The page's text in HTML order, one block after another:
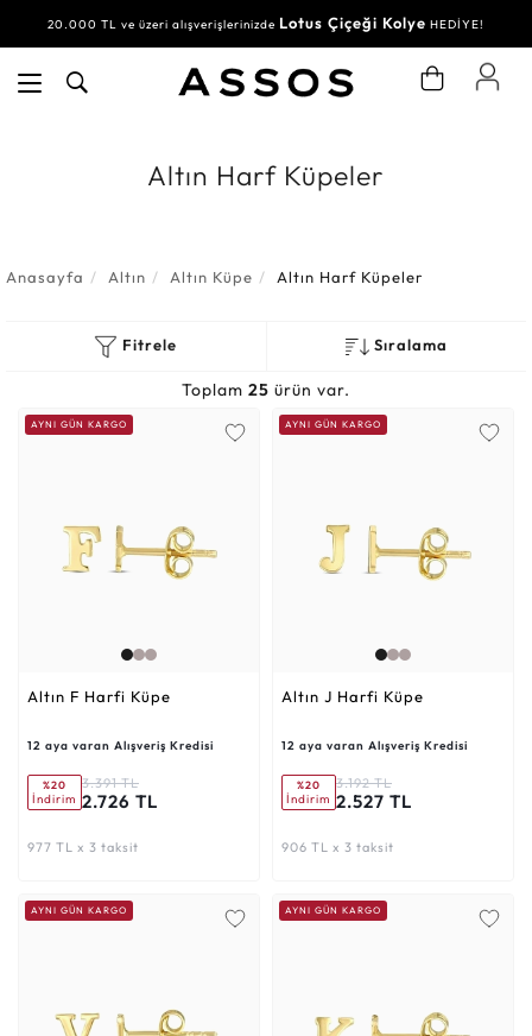
20.000 TL ve üzeri alışverişlerinizde Lotus Çiçeği Kolye HEDİYE!
Altın Harf Küpeler
Anasayfa Altın Altın Küpe Altın Harf Küpeler
Fitrele Sıralama
Toplam 25 ürün var.
AYNI GÜN KARGO
Altın F Harfi Küpe
12 aya varan Alışveriş Kredisi
%20
İndirim
3.391 TL
2.726 TL
977 TL x 3 taksit
AYNI GÜN KARGO
Altın J Harfi Küpe
12 aya varan Alışveriş Kredisi
%20
İndirim
3.192 TL
2.527 TL
906 TL x 3 taksit
AYNI GÜN KARGO AYNI GÜN KARGO